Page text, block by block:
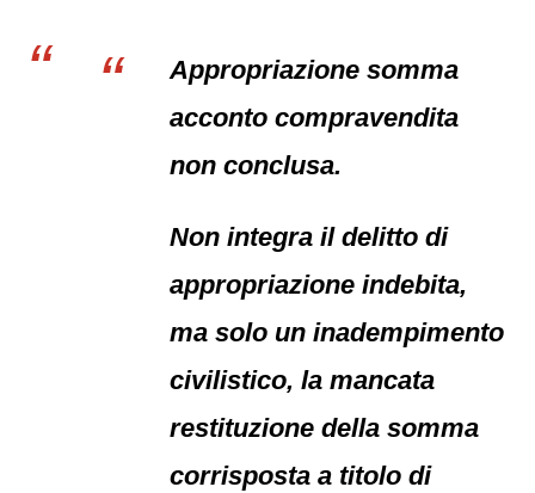
Appropriazione somma
acconto compravendita
non conclusa.
Non integra il delitto di
appropriazione indebita,
ma solo un inadempimento
civilistico, la mancata
restituzione della somma
corrisposta a titolo di